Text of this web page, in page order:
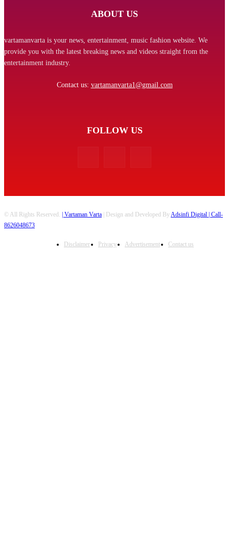
ABOUT US
vartamanvarta is your news, entertainment, music fashion website. We
provide you with the latest breaking news and videos straight from the
entertainment industry.
Contact us: vartamanvarta1@gmail.com
FOLLOW US
© All Rights Reserved. | Vartaman Varta | Design and Developed ByAdsinfi Digital | Call-
8626048673
Disclaimer Privacy Advertisement Contact us